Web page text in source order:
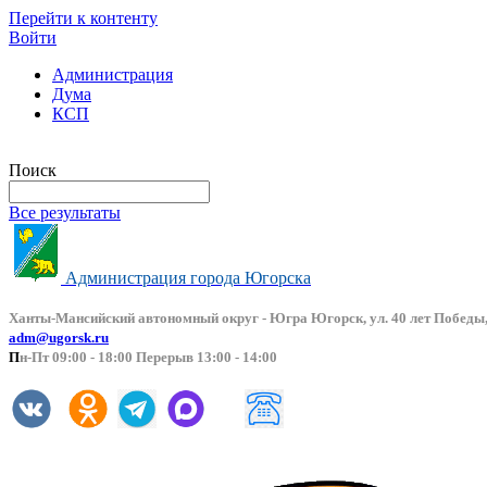
Перейти к контенту
Войти
Администрация
Дума
КСП
Поиск
Все результаты
Администрация города Югорска
Ханты-Мансийский автономный округ - Югра Югорск, ул. 40 лет
adm@ugorsk.ru
Пн-Пт 09:00 - 18:00 Перерыв 13:00 - 14:00